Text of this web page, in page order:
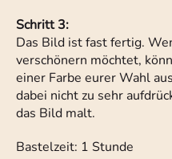
Schritt 3:
Das Bild ist fast fertig.
verschönern möchtet,
einer Farbe eurer Wahl
dabei nicht zu sehr
das Bild malt.
Bastelzeit: 1 Stunde